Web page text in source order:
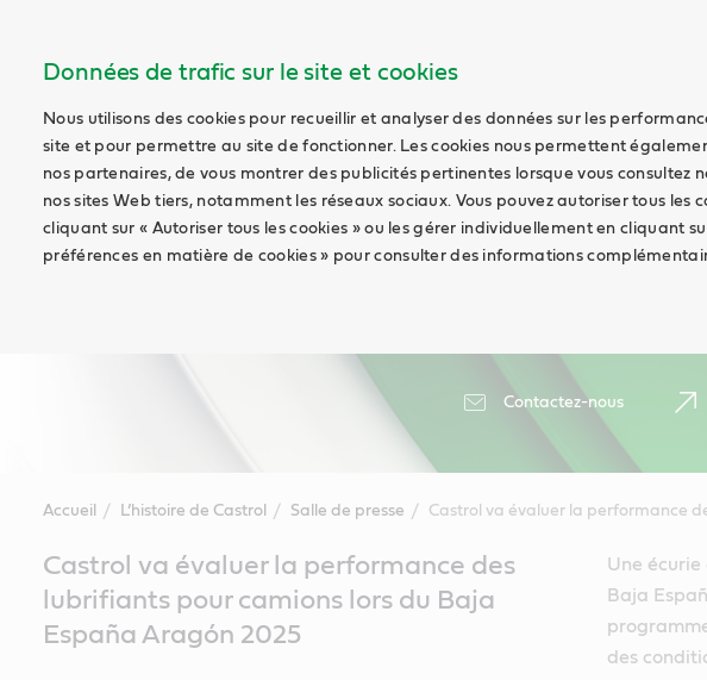
Données de trafic sur le site et cookies
Nous utilisons des cookies pour recueillir et analyser des données sur les
site et pour permettre au site de fonctionner. Les cookies nous permettent
nos partenaires, de vous montrer des publicités pertinentes lorsque vous consultez
nos sites Web tiers, notamment les réseaux sociaux. Vous pouvez autoriser tous les
cliquant sur « Autoriser tous les cookies » ou les gérer individuellement en cliquant
préférences en matière de cookies » pour consulter des informations
Contactez-nous
Accueil L’histoire de Castrol Salle de presse Castrol va évaluer la performance
ContentCastrol va évaluer la performance des
lubrifiants pour camions lors du Baja
España Aragón 2025
Une
Baja
des